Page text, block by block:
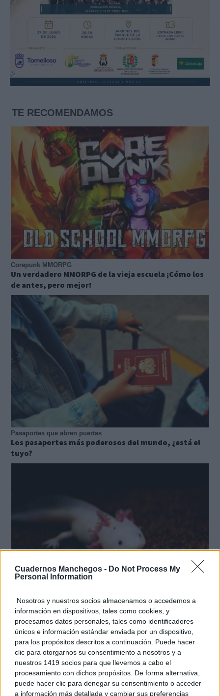
Cuadernos Manchegos - Do Not Process My
Personal Information
Nosotros y nuestros socios almacenamos o accedemos a
información en dispositivos, tales como cookies, y
procesamos datos personales, tales como identificadores
únicos e información estándar enviada por un dispositivo,
para los propósitos descritos a continuación. Puede hacer
clic para otorgarnos su consentimiento a nosotros y a
nuestros 1419 socios para que llevemos a cabo el
procesamiento con dichos propósitos. De forma alternativa,
puede hacer clic para denegar su consentimiento o acceder
a información más detallada y cambiar sus preferencias
TE RECOMENDAMOS
Corepunk MMORPG
Un verdadero MMORPG de la vieja escuela ¡Cómo los
de antes, pero mejor!
Pasaportes que abren puertas
Los pasaportes más poderosos del mundo, ¿está el
tuyo?
¿Sabías que existen?
Estas criaturas existen y parecen sacadas de otro
planeta